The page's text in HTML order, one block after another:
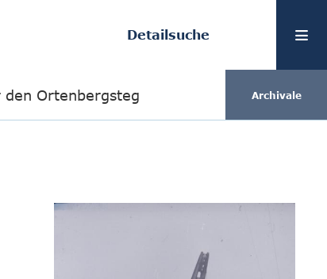
Detailsuche
Ortenbergsteg Archivale